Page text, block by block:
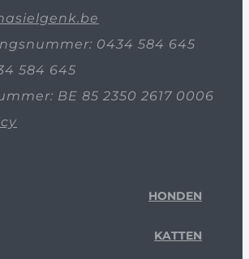
0434 584 645
584 645
BE 85 2350 2617 0006
HONDEN
KATTEN